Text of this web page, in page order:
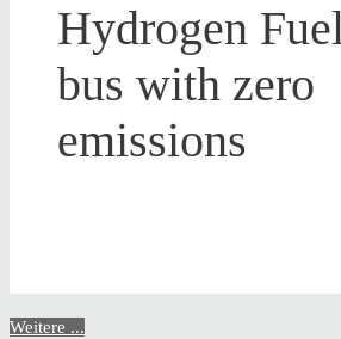
Hydrogen
bus with zero
emissions
Weitere ...